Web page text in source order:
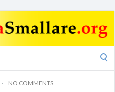
NO COMMENTS